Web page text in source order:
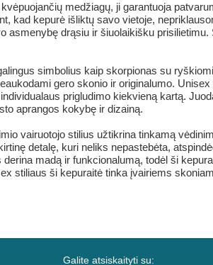
medžiagų, ji garantuoja
kad kepurė išliktų savo vietoje,
asmenybę drąsiu ir šiuolaikišku prisilietimu.
simbolius kaip skorpionas su
gero skonio ir originalumo. Unisex
prigludimo kiekvieną kartą.
aprangos kokybę ir dizainą.
vairuotojo stilius užtikrina tinkamą
detalę, kuri neliks nepastebėta,
madą ir funkcionalumą, todėl ši
stiliaus ši kepuraitė tinka įvairiems
Galite atsiskaityti su: